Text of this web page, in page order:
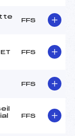
FFS
FFS
FFS
FFS